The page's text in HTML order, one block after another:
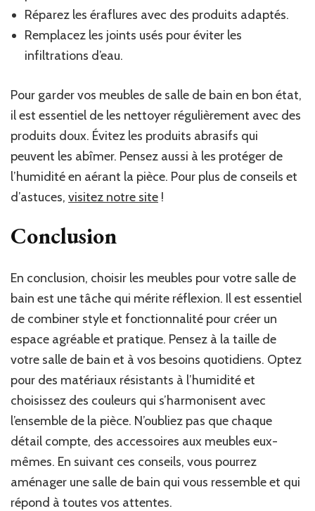
Réparez les éraflures avec des produits adaptés.
Remplacez les joints usés pour éviter les
infiltrations d’eau.
Pour garder vos meubles de salle de bain en bon état,
il est essentiel de les nettoyer régulièrement avec des
produits doux. Évitez les produits abrasifs qui
peuvent les abîmer. Pensez aussi à les protéger de
l’humidité en aérant la pièce. Pour plus de conseils et
d’astuces, visitez notre site !
Conclusion
En conclusion, choisir les meubles pour votre salle de
bain est une tâche qui mérite réflexion. Il est essentiel
de combiner style et fonctionnalité pour créer un
espace agréable et pratique. Pensez à la taille de
votre salle de bain et à vos besoins quotidiens. Optez
pour des matériaux résistants à l’humidité et
choisissez des couleurs qui s’harmonisent avec
l’ensemble de la pièce. N’oubliez pas que chaque
détail compte, des accessoires aux meubles eux-
mêmes. En suivant ces conseils, vous pourrez
aménager une salle de bain qui vous ressemble et qui
répond à toutes vos attentes.